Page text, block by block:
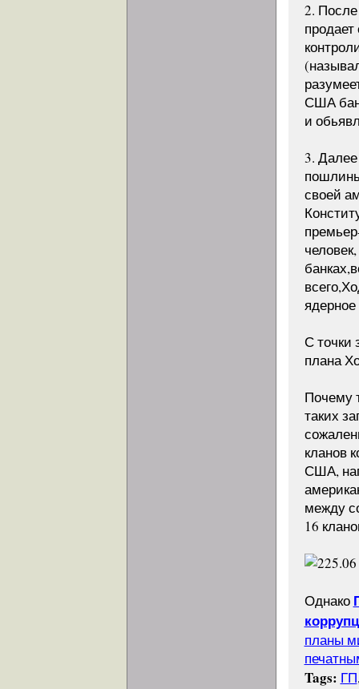
2.
США
и
3.
своей
С точки
плана
Почему
таких
кланов
США,
между
16
Однако
планы
Tags: ГП